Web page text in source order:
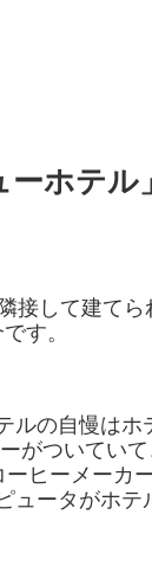
ホテ
接して建て
す。
ルの自慢は
ついてい
ヒーメーカ
ュータがホ